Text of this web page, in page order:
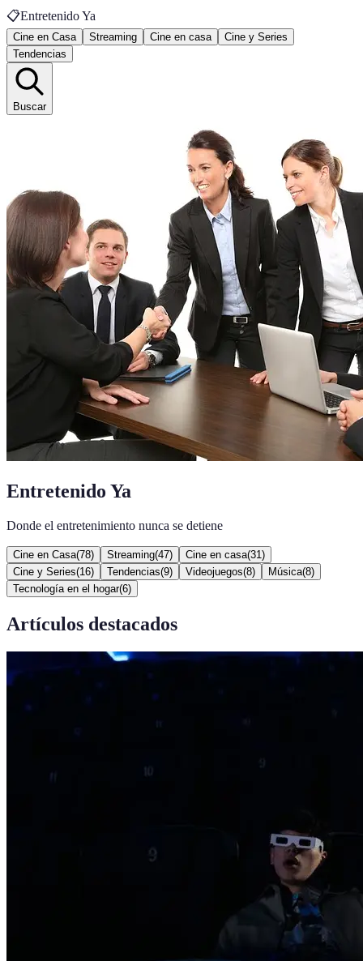
📋Entretenido Ya
Cine en Casa Streaming Cine en casa
Cine y Series
Tendencias
Buscar
Entretenido Ya
Donde el entretenimiento nunca se detiene
Cine en Casa(78) Streaming(47) Cine en casa(31 )
Cine y Series(16) Tendencias(9) Videojuegos(8) Música(8)
Tecnología en el hogar(6)
Artículos destacados